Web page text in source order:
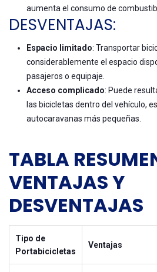
aumenta el consumo de
DESVENTAJAS:
Espacio limitado: Transportar
considerablemente el espacio
pasajeros o equipaje.
Acceso complicado: Puede
las bicicletas dentro del vehículo,
autocaravanas más pequeñas.
TABLA
VENTAJAS Y
DESVENTAJAS
Tipo de
Portabicicletas
Ventajas